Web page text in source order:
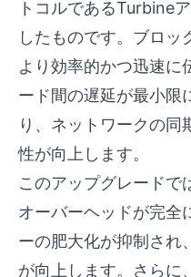
トコルであるTurbine
したものです。ブロッ
より効率的かつ迅速に
ード間の遅延が最小限
り、ネットワークの同
性が向上します。
このアップグレードで
オーバーヘッドが完全
ーの肥大化が抑制され
が向上します。さら